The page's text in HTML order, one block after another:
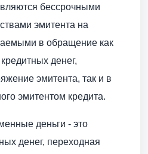
бессрочными
эмитента на
в обращение как
денег,
эмитента, так и в
эмитентом кредита.
деньги - это
денег, переходная